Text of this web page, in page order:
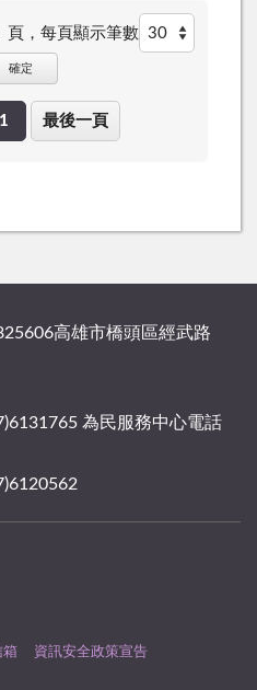
頁， 每頁顯示筆數
確定
1 最後一頁
高雄市橋頭區經武路
為民服務中心電話
箱 資訊安全政策宣告